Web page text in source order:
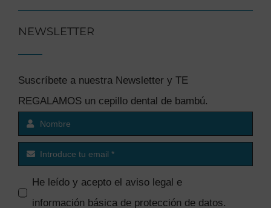
NEWSLETTER
Suscríbete a nuestra Newsletter y TE
REGALAMOS un cepillo dental de bambú.
He leído y acepto el aviso legal e
información básica de protección de datos.